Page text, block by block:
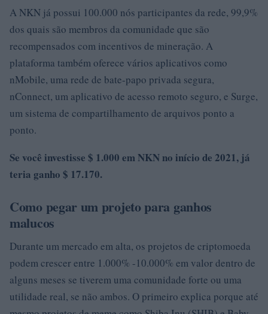
A NKN já possui 100.000 nós participantes da rede, 99,9%
dos quais são membros da comunidade que são
recompensados ​​com incentivos de mineração. A
plataforma também oferece vários aplicativos como
nMobile, uma rede de bate-papo privada segura,
nConnect, um aplicativo de acesso remoto seguro, e Surge,
um sistema de compartilhamento de arquivos ponto a
ponto.
Se você investisse $ 1.000 em NKN no início de 2021, já
teria ganho $ 17.170.
Como pegar um projeto para ganhos
malucos
Durante um mercado em alta, os projetos de criptomoeda
podem crescer entre 1.000% -10.000% em valor dentro de
alguns meses se tiverem uma comunidade forte ou uma
utilidade real, se não ambos. O primeiro explica porque até